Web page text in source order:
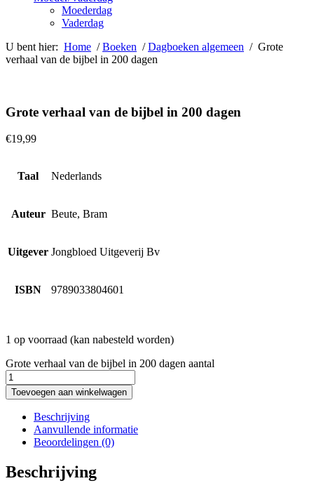
Moederdag
Vaderdag
U bent hier: Home /Boeken /Dagboeken algemeen / Grote
verhaal van de bijbel in 200 dagen
Grote verhaal van de bijbel in 200 dagen
€19,99
Taal Nederlands
Auteur Beute, Bram
Uitgever Jongbloed Uitgeverij Bv
ISBN 9789033804601
1 op voorraad (kan nabesteld worden)
Grote verhaal van de bijbel in 200 dagen aantal
Toevoegen aan winkelwagen
Beschrijving
Aanvullende informatie
Beoordelingen (0)
Beschrijving